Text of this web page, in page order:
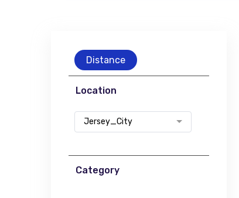
Distance
Location
Jersey_City
Category